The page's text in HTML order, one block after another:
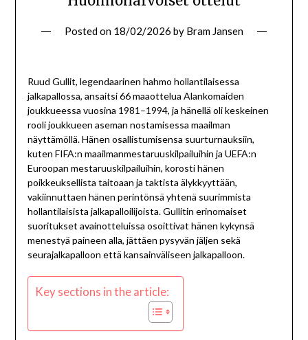
Posted on 18/02/2026 by Bram Jansen
Ruud Gullit, legendaarinen hahmo hollantilaisessa
jalkapallossa, ansaitsi 66 maaottelua Alankomaiden
joukkueessa vuosina 1981–1994, ja hänellä oli keskeinen
rooli joukkueen aseman nostamisessa maailman
näyttämöllä. Hänen osallistumisensa suurturnauksiin,
kuten FIFA:n maailmanmestaruuskilpailuihin ja UEFA:n
Euroopan mestaruuskilpailuihin, korosti hänen
poikkeuksellista taitoaan ja taktista älykkyyttään,
vakiinnuttaen hänen perintönsä yhtenä suurimmista
hollantilaisista jalkapalloilijoista. Gullitin erinomaiset
suoritukset avainotteluissa osoittivat hänen kykynsä
menestyä paineen alla, jättäen pysyvän jäljen sekä
seurajalkapalloon että kansainväliseen jalkapalloon.
Key sections in the article: